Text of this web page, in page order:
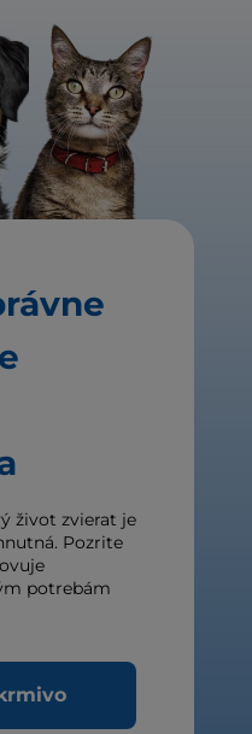
život zvierat je
Pozrite
potrebám